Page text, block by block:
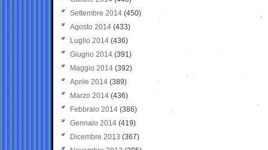
Settembre 2014 (450)
Agosto 2014 (433)
Luglio 2014 (436)
Giugno 2014 (391)
Maggio 2014 (392)
Aprile 2014 (389)
Marzo 2014 (436)
Febbraio 2014 (386)
Gennaio 2014 (419)
Dicembre 2013 (367)